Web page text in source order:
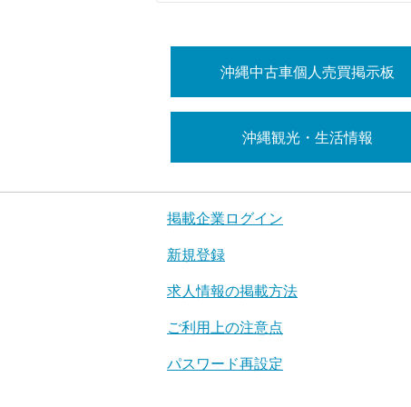
沖縄中古車個人売買掲示板
沖縄観光・生活情報
掲載企業ログイン
新規登録
求人情報の掲載方法
ご利用上の注意点
パスワード再設定